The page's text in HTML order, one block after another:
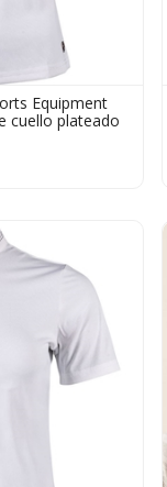
Equipment
cuello plateado